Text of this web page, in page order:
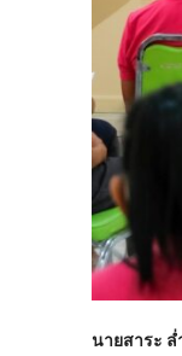
นายสาระ ล่